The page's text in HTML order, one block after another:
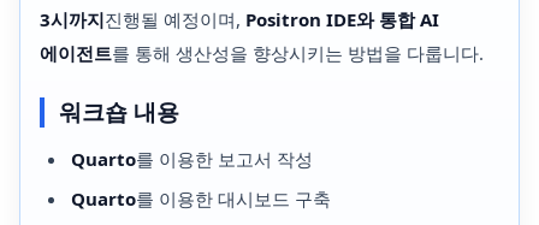
3시까지진행될 예정이며, Positron IDE와 통합 AI
에이전트를 통해 생산성을 향상시키는 방법을 다룹니다.
워크숍 내용
Quarto를 이용한 보고서 작성
Quarto를 이용한 대시보드 구축